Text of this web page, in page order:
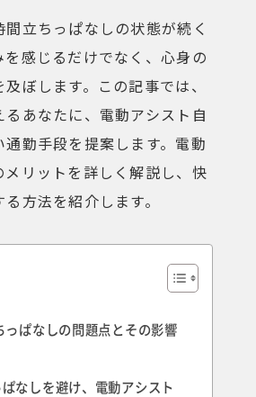
痩せないことへの不満
移動手段
筋トレ
自転車通勤を検討
費用について
購入前の不安
購入後の不安
通勤＆趣味
通勤手段への不満
通勤距離・時間に対する不満
運動不足
電動自転車の特徴
Online Shop
MOVE X
MOVE XS
Accessory
立ちっぱなしの状態が続く
を感じるだけでなく、心身の
ぼします。この記事では、
あなたに、電動アシスト自
勤手段を提案します。電動
リットを詳しく解説し、快
方法を紹介します。
っぱなしの問題点とその影響
なしを避け、電動アシスト